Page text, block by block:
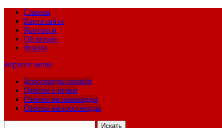
Главная
Карта сайта
Контакты
Об авторе
Форум
Верхнее меню
Кроссворды онлайн
Ответы к играм
Ответы на сканворды
Ответы на кроссворды